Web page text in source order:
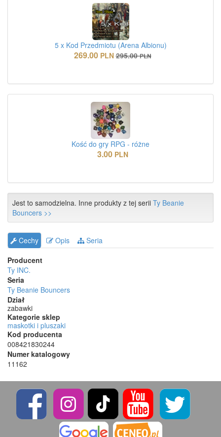
5 x Kod Przedmiotu (Arena Albionu)
269.00 PLN 295.00 PLN
Kość do gry RPG - różne
3.00 PLN
Jest to samodzielna. Inne produkty z tej serii Ty Beanie
Bouncers >>
Cechy Opis
Seria
Producent
Ty INC.
Seria
Ty Beanie Bouncers
Dział
zabawki
Kategorie sklep
maskotki i pluszaki
Kod producenta
008421830244
Numer katalogowy
11162